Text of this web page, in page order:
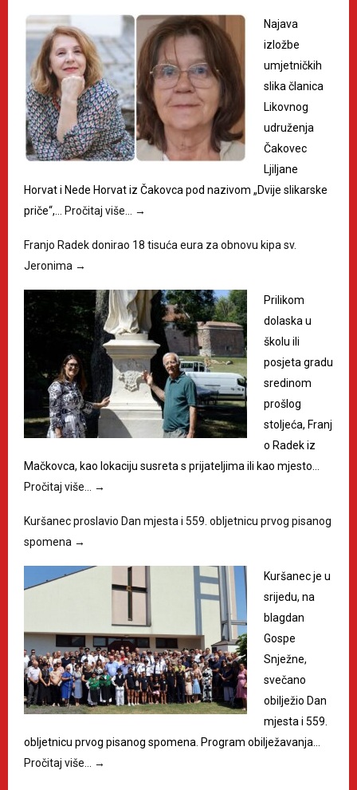
Najava
izložbe
umjetničkih
slika članica
Likovnog
udruženja
Čakovec
Ljiljane
Horvat i Nede Horvat iz Čakovca pod nazivom „Dvije slikarske
priče“,…
Pročitaj više… →
Franjo Radek donirao 18 tisuća eura za obnovu kipa sv.
Jeronima →
Prilikom
dolaska u
školu ili
posjeta gradu
sredinom
prošlog
stoljeća, Franj
o Radek iz
Mačkovca, kao lokaciju susreta s prijateljima ili kao mjesto…
Pročitaj više…
→
Kuršanec proslavio Dan mjesta i 559. obljetnicu prvog pisanog
spomena →
Kuršanec je u
srijedu, na
blagdan
Gospe
Snježne,
svečano
obilježio Dan
mjesta i 559.
obljetnicu prvog pisanog spomena. Program obilježavanja…
Pročitaj više…
→